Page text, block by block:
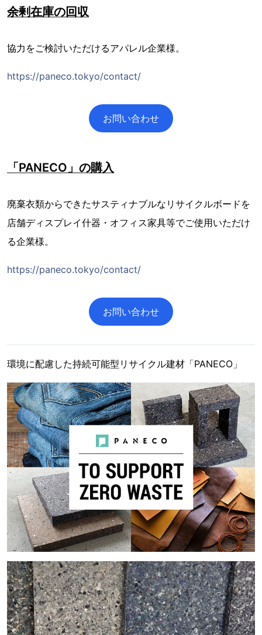
余剰在庫の回収
協力をご検討いただけるアパレル企業様。
https://paneco.tokyo/contact/
お問い合わせ
「PANECO」の購入
廃棄衣類からできたサスティナブルなリサイクルボードを
店舗ディスプレイ什器・オフィス家具等でご使用いただけ
る企業様。
https://paneco.tokyo/contact/
お問い合わせ
環境に配慮した持続可能型リサイクル建材「PANECO」